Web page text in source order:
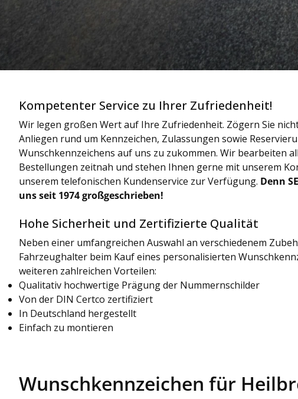
Kompetenter Service zu Ihrer Zufriedenheit!
Wir legen großen Wert auf Ihre Zufriedenheit. Zögern Sie
Anliegen rund um Kennzeichen, Zulassungen sowie
Wunschkennzeichens auf uns zu zukommen. Wir bearbeiten
Bestellungen zeitnah und stehen Ihnen gerne mit unserem
unserem telefonischen Kundenservice zur Verfügung. Denn
uns seit 1974 großgeschrieben!
Hohe Sicherheit und Zertifizierte Qualität
Neben einer umfangreichen Auswahl an verschiedenem
Fahrzeughalter beim Kauf eines personalisierten
weiteren zahlreichen Vorteilen:
Qualitativ hochwertige Prägung der Nummernschilder
Von der DIN Certco zertifiziert
In Deutschland hergestellt
Einfach zu montieren
Wunschkennzeichen für